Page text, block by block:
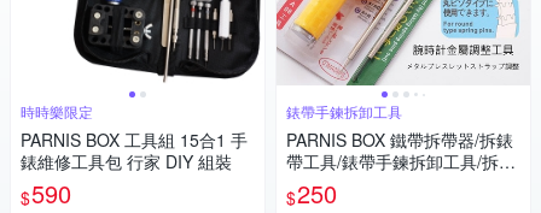
時時樂限定
PARNIS BOX 工具組 15合1 手
錶維修工具包 行家 DIY 組裝
$590
錶帶手鍊拆卸工具
PARNIS BOX 鐵帶拆帶器/拆錶
帶工具/錶帶手鍊拆卸工具/拆帶
器/單售 維修手錶DIY #工具02
$250